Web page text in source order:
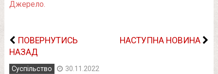
Джерело.
ПОВЕРНУТИСЬ
НАЗАД
НАСТУПНА НОВИНА
Суспільство 30.11.2022